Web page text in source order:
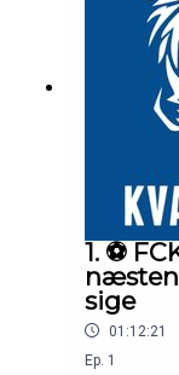
omkring
FCK's
2) og
vigtigste
fysiske
eventuel
1. ⚽️
næsten
sige
01:12:21
Ep. 1